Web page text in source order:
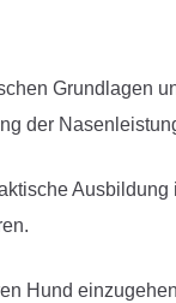
Grundlagen
der
Hund